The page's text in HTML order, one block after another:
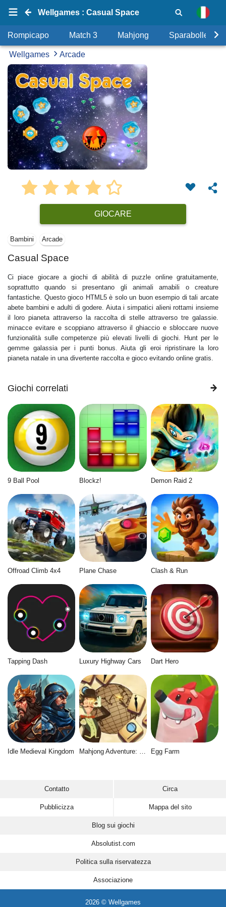
Wellgames : Casual Space
Rompicapo Match 3 Mahjong Sparabolle
Wellgames Arcade
GIOCARE
Bambini Arcade
Casual Space
Ci piace giocare a giochi di abilità di puzzle online gratuitamente,
soprattutto quando si presentano gli animali amabili o creature
fantastiche. Questo gioco HTML5 è solo un buon esempio di tali arcate
abete bambini e adulti di godere. Aiuta i simpatici alieni rottami insieme
il loro pianeta attraverso la raccolta di stelle attraverso tre galassie.
minacce evitare e scoppiano attraverso il ghiaccio e sbloccare nuove
funzionalità sulle competenze più elevati livelli di giochi. Hunt per le
gemme galassia per i punti bonus. Aiuta gli eroi ripristinare la loro
pianeta natale in una divertente raccolta e gioco evitando online gratis.
Giochi correlati
9 Ball Pool Blockz! Demon Raid 2
Offroad Climb 4x4 Plane Chase Clash & Run
Tapping Dash Luxury Highway Cars Dart Hero
Idle Medieval Kingdom Egg Farm
Contatto Circa
Pubblicizza Mappa del sito
Blog sui giochi
Absolutist.com
Politica sulla riservatezza
Associazione
2026 © Wellgames